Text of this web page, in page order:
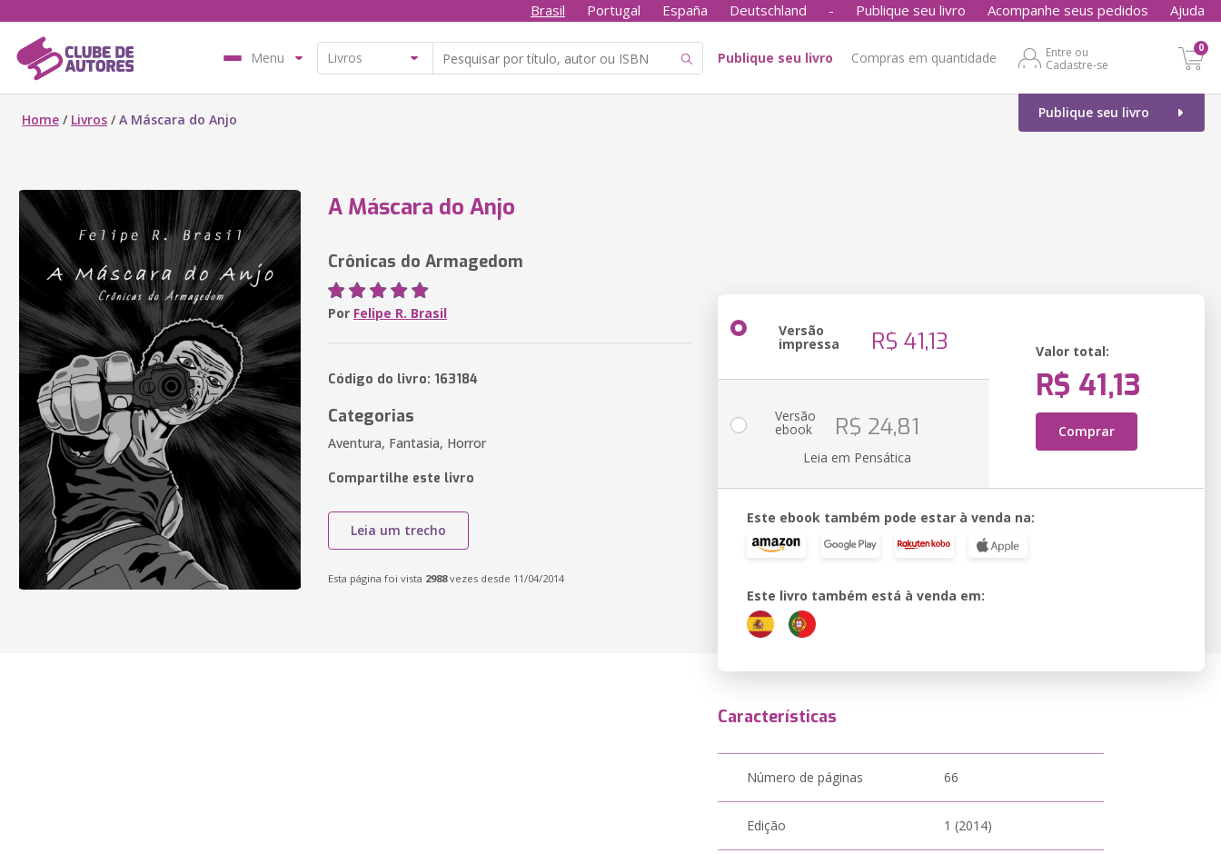
Brasil Portugal España Deutschland - Publique seu livro Acompanhe seus pedidos Ajuda
Menu Publique seu livro Compras em quantidade
Entre ou
Cadastre-se
0
Publique seu livro
Home / Livros /A Máscara do Anjo
A Máscara do Anjo
Crônicas do Armagedom
Por Felipe R. Brasil
Código do livro: 163184
Categorias
Aventura, Fantasia, Horror
Compartilhe este livro
Leia um trecho
Esta página foi vista 2988vezes desde 11/04/2014
Versão
impressa R$ 41,13 Valor total:
R$ 41,13
Comprar
Versão
ebook R$ 24,81
Leia em Pensática
Este ebook também pode estar à venda na:
Este livro também está à venda em:
Características
Número de páginas 66
Edição 1 (2014)